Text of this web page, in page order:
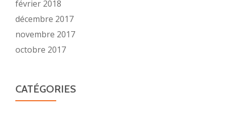
février 2018
décembre 2017
novembre 2017
octobre 2017
CATÉGORIES